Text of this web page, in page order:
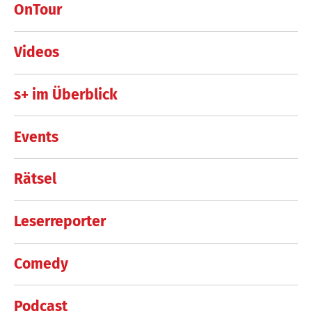
OnTour
Videos
s+ im Überblick
Events
Rätsel
Leserreporter
Comedy
Podcast